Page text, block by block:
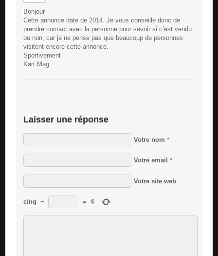
Bonjour
Cette annonce date de 2014. Je vous conseille donc de
prendre contact avec la personne pour savoir si c’est vendu
ou non, car je ne pense pas que beaucoup de personnes
visitent encore cette annonce.
Sportivement
Kart Mag
Laisser une réponse
Votre nom *
Votre email *
Votre site web
cinq − = 4